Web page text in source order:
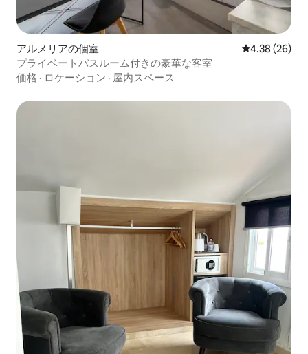
アルメリアの個室 レビュー26
4.38 (26)
プライベートバスルーム付きの豪華な客室
価格 · ロケーション · 屋内スペース